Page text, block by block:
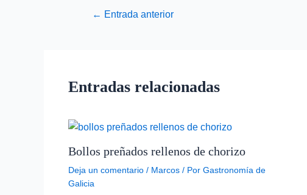
← Entrada anterior
Entradas relacionadas
Bollos preñados rellenos de chorizo
Deja un comentario / Marcos / Por Gastronomía de
Galicia